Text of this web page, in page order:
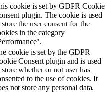
cookie is set by GDPR Cookie
plugin. The cookie is used
store the user consent for the
in the category
cookie is set by the GDPR
Consent plugin and is used
store whether or not user has
to the use of cookies. It
not store any personal data.